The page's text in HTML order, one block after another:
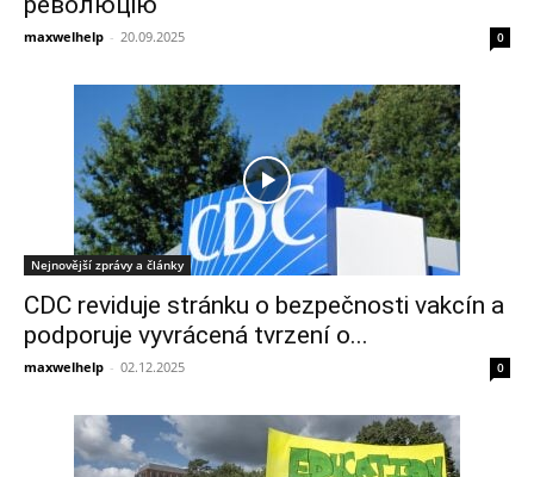
maxwelhelp - 20.09.2025 0
Nejnovější zprávy a články
CDC reviduje stránku o bezpečnosti vakcín a
podporuje vyvrácená tvrzení o...
maxwelhelp - 02.12.2025 0